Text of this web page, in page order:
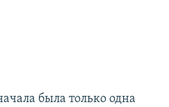
была только одна